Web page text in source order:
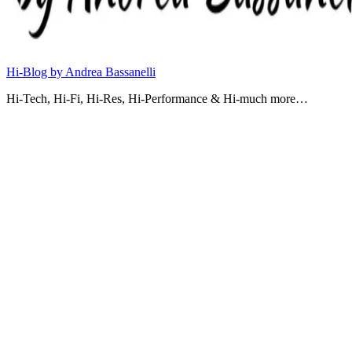
Hi-Blog by Andrea Bassanelli
Hi-Tech, Hi-Fi, Hi-Res, Hi-Performance & Hi-much more…